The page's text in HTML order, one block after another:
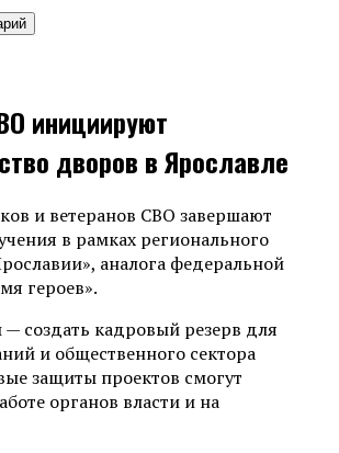
инициируют
дворов в Ярославле
и ветеранов СВО завершают
в рамках регионального
аналога федеральной
героев».
создать кадровый резерв для
и общественного сектора
защиты проектов смогут
органов власти и на